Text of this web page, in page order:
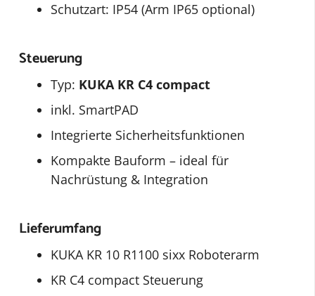
Schutzart: IP54 (Arm IP65 optional)
Steuerung
Typ: KUKA KR C4 compact
inkl. SmartPAD
Integrierte Sicherheitsfunktionen
Kompakte Bauform – ideal für
Nachrüstung & Integration
Lieferumfang
KUKA KR 10 R1100 sixx Roboterarm
KR C4 compact Steuerung